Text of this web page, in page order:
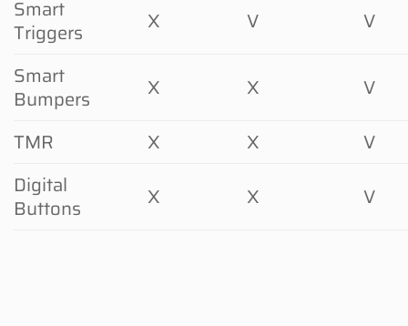
Smart
Triggers
X V
V
Smart
Bumpers
X X
V
TMR
X X
V
Digital
Buttons
X X V